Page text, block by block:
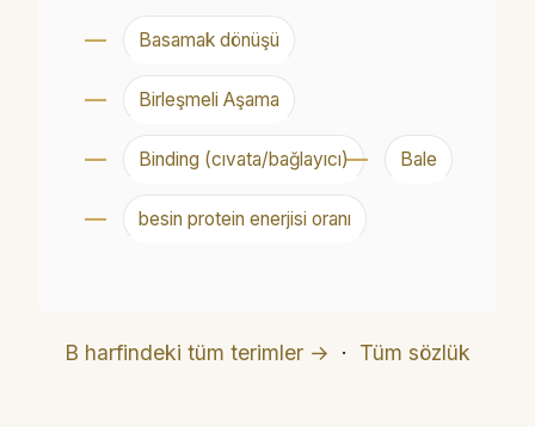
Basamak dönüşü
Birleşmeli Aşama
Binding (cıvata/bağlayıcı) Bale
besin protein enerjisi oranı
B harfindeki tüm terimler → · Tüm sözlük